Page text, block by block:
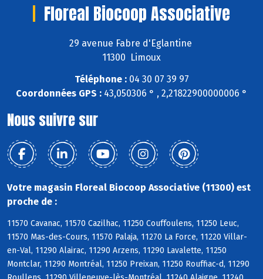
Floreal Biocoop Associative
29 avenue Fabre d'Eglantine
11300 Limoux
Téléphone :04 30 07 39 97
Coordonnées GPS : 43,050306 ° , 2,21822900000006 °
Nous suivre sur
Votre magasin Floreal Biocoop Associative (11300) est
proche de :
11570 Cavanac, 11570 Cazilhac, 11250 Couffoulens, 11250 Leuc,
11570 Mas-des-Cours, 11570 Palaja, 11270 La Force, 11220 Villar-
en-Val, 11290 Alairac, 11290 Arzens, 11290 Lavalette, 11250
Montclar, 11290 Montréal, 11250 Preixan, 11250 Rouffiac-d, 11290